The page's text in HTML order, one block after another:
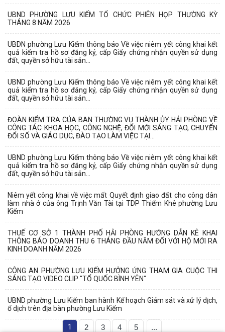
UBND PHƯỜNG LƯU KIẾM TỔ CHỨC PHIÊN HỌP THƯỜNG KỲ
THÁNG 8 NĂM 2026
UBDN phường Lưu Kiếm thông báo Về việc niêm yết công khai kết
quả kiểm tra hồ sơ đăng ký, cấp Giấy chứng nhận quyền sử dụng
đất, quyền sở hữu tài sản...
UBND phường Lưu Kiếm thông báo Về việc niêm yết công khai kết
quả kiểm tra hồ sơ đăng ký, cấp Giấy chứng nhận quyền sử dụng
đất, quyền sở hữu tài sản...
ĐOÀN KIỂM TRA CỦA BAN THƯỜNG VỤ THÀNH ỦY HẢI PHÒNG VỀ
CÔNG TÁC KHOA HỌC, CÔNG NGHỆ, ĐỔI MỚI SÁNG TẠO, CHUYỂN
ĐỔI SỐ VÀ GIÁO DỤC, ĐÀO TẠO LÀM VIỆC TẠI...
UBND phường Lưu Kiếm thông báo Về việc niêm yết công khai kết
quả kiểm tra hồ sơ đăng ký, cấp Giấy chứng nhận quyền sử dụng
đất, quyền sở hữu tài sản...
Niêm yết công khai về việc mất Quyết định giao đất cho công dân
làm nhà ở của ông Trịnh Văn Tài tại TDP Thiểm Khê phường Lưu
Kiếm
THUẾ CƠ SỞ 1 THÀNH PHỐ HẢI PHÒNG HƯỚNG DẪN KÊ KHAI
THÔNG BÁO DOANH THU 6 THÁNG ĐẦU NĂM ĐỐI VỚI HỘ MỚI RA
KINH DOANH NĂM 2026
CÔNG AN PHƯỜNG LƯU KIẾM HƯỞNG ỨNG THAM GIA CUỘC THI
SÁNG TẠO VIDEO CLIP "TỔ QUỐC BÌNH YÊN"
UBND phường Lưu Kiếm ban hành Kế hoạch Giám sát và xử lý dịch,
ổ dịch trên địa bàn phường Lưu Kiếm
1 2 3 4 5 ...